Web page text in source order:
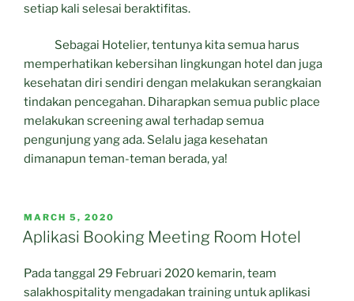
setiap kali selesai beraktifitas.
Sebagai Hotelier, tentunya kita semua harus
memperhatikan kebersihan lingkungan hotel dan juga
kesehatan diri sendiri dengan melakukan serangkaian
tindakan pencegahan. Diharapkan semua public place
melakukan screening awal terhadap semua
pengunjung yang ada. Selalu jaga kesehatan
dimanapun teman-teman berada, ya!
POSTED
ON
MARCH 5, 2020
Aplikasi Booking Meeting Room Hotel
Pada tanggal 29 Februari 2020 kemarin, team
salakhospitality mengadakan training untuk aplikasi